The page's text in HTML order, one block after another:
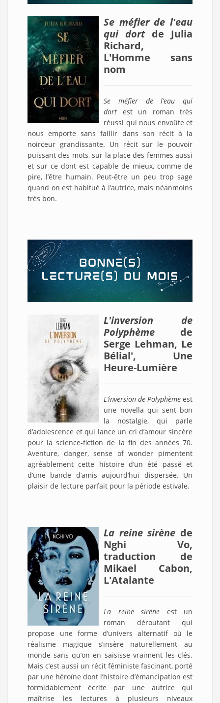
Se méfier de l'eau
qui dortde Julia
Richard,
L'Homme sans
nom
Se méfier de l’eau qui
dort est un roman très
réussi qui nous envoûte et
nous emporte sans faillir dans son récit à la
noirceur grandissante. Un récit sur le pouvoir
puissant des mots, sur la place des femmes aussi
et sur ce dont est capable de mieux, comme de
pire, l’être humain. Peut-être un peu trop sage
quand on est habitué à l’autrice, mais néanmoins
très bon.
L'inversion de
Polyphème de
Serge Lehman, Le
Bélial', Une
Heure-Lumière
L’inversion de Polyphème est
une novella qui sent bon
la nostalgie, qui parle
d’adolescence et qui lance un cri d’amour sincère
pour la science-fiction de la fin des années 70.
Aventure, danger, sense of wonder pimentent
agréablement cette histoire d’un été passé et
d’une bande d’amis aujourd’hui dispersée. Un
plaisir de lecture parfait pour la période estivale.
La reine sirène de
Nghi Vo,
traduction de
Mikael Cabon,
L'Atalante
La reine sirène est un
roman déroutant qui
propose une forme d’univers alternatif où le
réalisme magique s’insère naturellement au
monde sans qu’on en saisisse vraiment les clés.
Mais c’est aussi un récit féministe fascinant, porté
par une héroïne dont l’histoire d’émancipation est
formidablement écrite par une autrice qui
maîtrise les lectures à plusieurs niveaux